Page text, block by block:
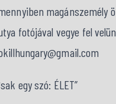
magánszemély
fotójával vegye fel
egy szó: ÉLET”